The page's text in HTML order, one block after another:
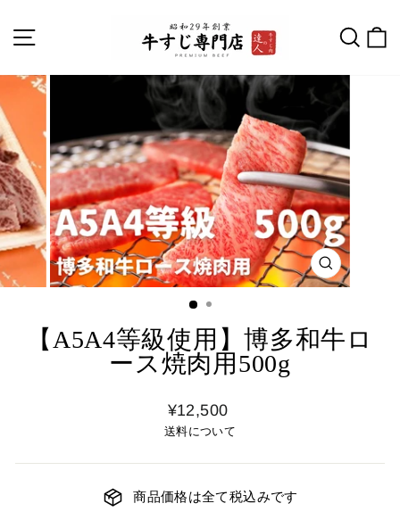
【A5A4等級使用】博多和牛ロ
ース焼肉用500g
¥12,500
送料について
商品価格は全て税込みです